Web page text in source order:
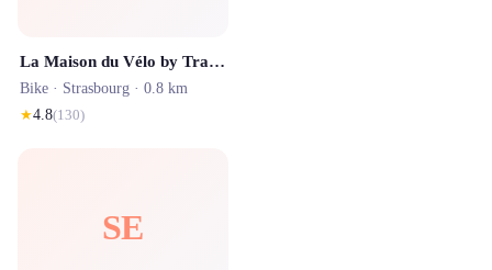
La Maison du Vélo by Trace Verte
Bike · Strasbourg · 0.8 km
★4.8(130)
SE